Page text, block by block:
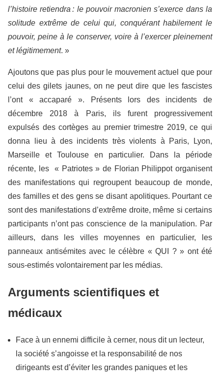
l’histoire retiendra : le pouvoir macronien s’exerce dans la
solitude extrême de celui qui, conquérant habilement le
pouvoir, peine à le conserver, voire à l’exercer pleinement
et légitimement. »
Ajoutons que pas plus pour le mouvement actuel que pour
celui des gilets jaunes, on ne peut dire que les fascistes
l’ont « accaparé ». Présents lors des incidents de
décembre 2018 à Paris, ils furent progressivement
expulsés des cortèges au premier trimestre 2019, ce qui
donna lieu à des incidents très violents à Paris, Lyon,
Marseille et Toulouse en particulier. Dans la période
récente, les « Patriotes » de Florian Philippot organisent
des manifestations qui regroupent beaucoup de monde,
des familles et des gens se disant apolitiques. Pourtant ce
sont des manifestations d’extrême droite, même si certains
participants n’ont pas conscience de la manipulation. Par
ailleurs, dans les villes moyennes en particulier, les
panneaux antisémites avec le célèbre « QUI ? » ont été
sous-estimés volontairement par les médias.
Arguments scientifiques et
médicaux
Face à un ennemi difficile à cerner, nous dit un lecteur,
la société s’angoisse et la responsabilité de nos
dirigeants est d’éviter les grandes paniques et les